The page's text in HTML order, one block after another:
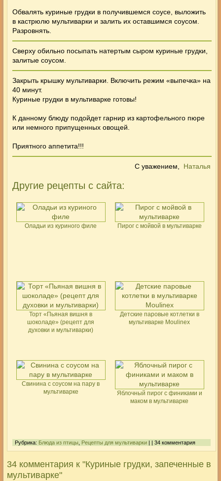
Обвалять куриные грудки в получившемся соусе, выложить
в кастрюлю мультиварки и залить их оставшимся соусом.
Разровнять.
Сверху обильно посыпать натертым сыром куриные грудки,
залитые соусом.
Закрыть крышку мультиварки. Включить режим «выпечка» на
40 минут.
Куриные грудки в мультиваркеготовы!
К данному блюду подойдет гарнир из картофельного пюре
или немного припущенных овощей.
Приятного аппетита!!!
С уважением, Наталья
Другие рецепты с сайта:
Оладьи из куриного филе Пирог с мойвой в мультиварке
Торт «Пьяная вишня в
шоколаде» (рецепт для
духовки и мультиварки)
Детские паровые котлетки в
мультиварке Moulinex
Свинина с соусом на пару в
мультиварке
Яблочный пирог с финиками и
маком в мультиварке
Рубрика: Блюда из птицы Рецепты для мультиварки| | 34 комментария
34 комментария к "Куриные грудки, запеченные в
мультиварке"